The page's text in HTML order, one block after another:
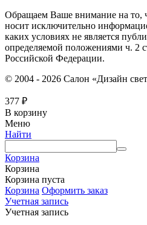
Обращаем Ваше внимание на то,
носит исключительно
каких условиях не является
определяемой положениями ч. 2
Российской Федерации.
© 2004 - 2026 Салон «Дизайн
377 ₽
В корзину
Меню
Найти
Корзина
Корзина
Корзина пуста
Корзина Оформить заказ
Учетная запись
Учетная запись